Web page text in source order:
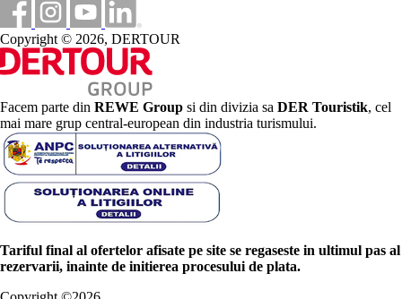
Copyright © 2026, DERTOUR
Facem parte din REWE Group si din divizia sa DER Touristik, cel
mai mare grup central-european din industria turismului.
Tariful final al ofertelor afisate pe site se regaseste in ultimul pas al
rezervarii, inainte de initierea procesului de plata.